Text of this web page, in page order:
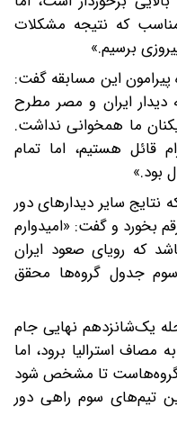
که نتیجه مشکلات
برسیم.»
این مسابقه گفت:
ایران و مصر مطرح
ما همخوانی نداشت.
قائل هستیم، اما تمام
بود.»
نتایج سایر دیدارهای دور
بخورد و گفت: «امیدوارم
که رویای صعود ایران
جدول گروه‌ها محقق
یک‌شانزدهم نهایی جام
استرالیا برود، اما
گروه‌هاست تا مشخص شود
تیم‌های سوم راهی دور